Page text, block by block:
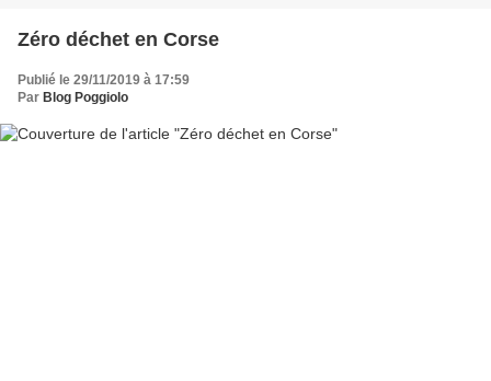
Zéro déchet en Corse
Publié le 29/11/2019 à 17:59
Par Blog Poggiolo